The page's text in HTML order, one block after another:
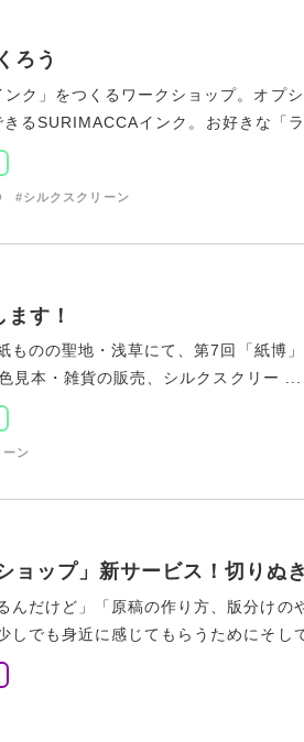
ろう
ク」をつくるワークショップ。オプ
るSURIMACCAインク。お好きな「ラ
#シルクスクリーン
す！
ものの聖地・浅草にて、第7回「紙博
見本・雑貨の販売、シルクスクリー ...
ーン
ョップ」新サービス！切りぬ
んだけど」「原稿の作り方、版分けの
しでも身近に感じてもらうためにそし